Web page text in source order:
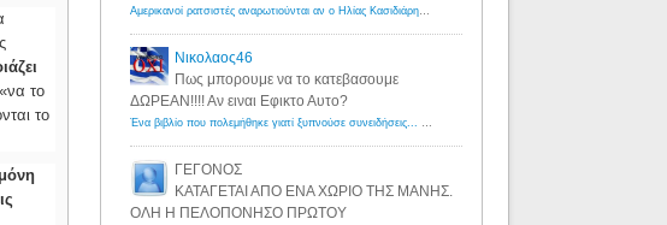
το
το
Αμερικανοί ρατσιστές αναρωτιούνται αν ο Ηλίας Κασιδιάρης ανήκει στη λευκή φυλή... - Λόγιος Ερμής
Νικολαος46
Πως μπορουμε να το κατεβασουμε
ΔΩΡΕΑΝ!!!! Αν ειναι Εφικτο Αυτο?
Ένα βιβλίο που πολεμήθηκε γιατί ξυπνούσε συνειδήσεις... - Λόγιος Ερμής | Η γνώση ξεκινάει με την αναζήτηση...
ΓΕΓΟΝΟΣ
ΚΑΤΑΓΕΤΑΙ ΑΠΟ ΕΝΑ ΧΩΡΙΟ ΤΗΣ ΜΑΝΗΣ.
ΟΛΗ Η ΠΕΛΟΠΟΝΗΣΟ ΠΡΩΤΟΥ